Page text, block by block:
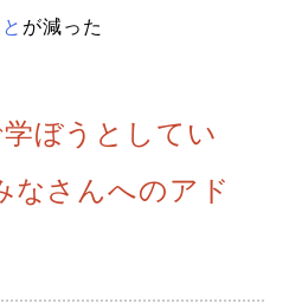
が減った
ぼうとしてい
なさんへのアド